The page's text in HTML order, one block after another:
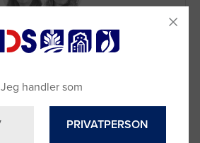
Jeg handler som
PRIVATPERSON